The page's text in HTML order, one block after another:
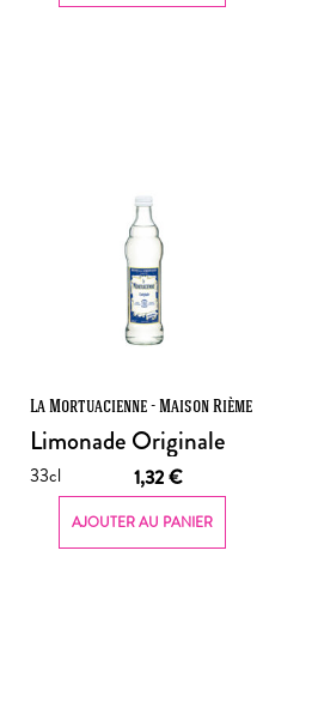
La Mortuacienne - Maison Rième
Limonade Originale
33cl 1,32€
AJOUTER AU PANIER